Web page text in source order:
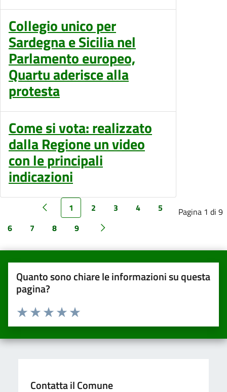
Collegio unico per
Sardegna e Sicilia nel
Parlamento europeo,
Quartu aderisce alla
protesta
Come si vota: realizzato
dalla Regione un video
con le principali
indicazioni
Pagina 1 di 9
1 2 3 4
5
6
7 8 9
Quanto sono chiare le informazioni su questa
pagina?
Valuta da 1 a 5 stelle la pagina
Valuta 5 stelle su 5
Valuta 4 stelle su 5
Valuta 3 stelle su 5
Valuta 2 stelle su 5
Valuta una stella su 5
Contatta il Comune